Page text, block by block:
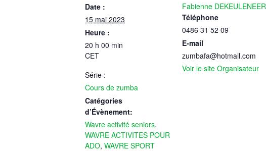
Date :
15 mai 2023
Heure :
20 h 00 min
CET
Série :
Cours de zumba
Catégories
d’Évènement:
Wavre activité seniors,
WAVRE ACTIVITES POUR
ADO, WAVRE SPORT
Fabienne DEKEULENEER
Téléphone
0486 31 52 09
E-mail
zumbafa@hotmail.com
Voir le site Organisateur